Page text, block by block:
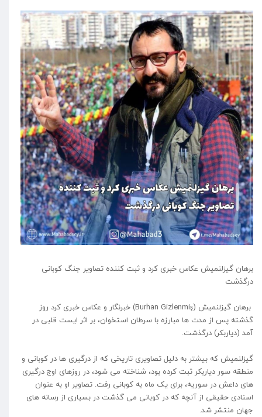
برهان گیزلنمیش عکاس خبری کرد و ثبت کننده تصاویر جنگ کوبانی
درگذشت
برهان گیزلنمیش (Burhan Gizlenmiş) خبرنگار و عکاس خبری کرد روز
گذشته پس از مدت ها مبارزه با سرطان استخوان، بر اثر ایست قلبی در
آمد (دیاربکر) درگذشت.
گیزلنمیش که بیشتر به دلیل تصاویری تاریخی که از درگیری ها در کوبانی و
منطقه سور دیاربکر ثبت کرده بود، شناخته می شود، در روزهای اوج درگیری
های داعش در سوریه، برای یک ماه به کوبانی رفت. تصاویر او به عنوان
اسنادی حقیقی از آنچه که در کوبانی می گذشت در بسیاری از رسانه های
جهان منتشر شد.